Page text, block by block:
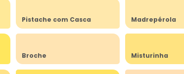
Pistache com Casca Madrepérola
Broche Misturinha